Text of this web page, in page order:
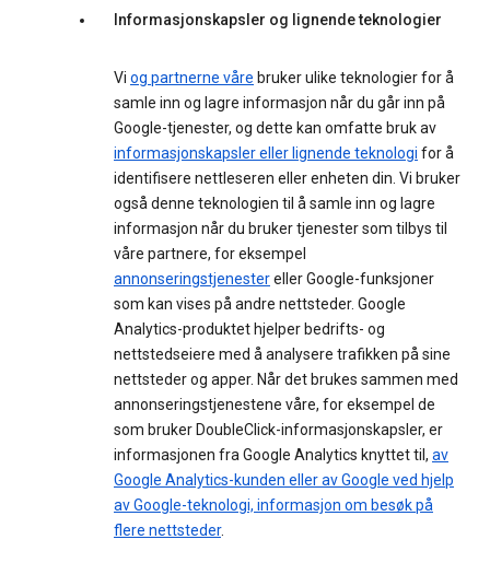
Informasjonskapsler og lignende teknologier
Vi og partnerne våre bruker ulike teknologier for å
samle inn og lagre informasjon når du går inn på
Google-tjenester, og dette kan omfatte bruk av
informasjonskapsler eller lignende teknologi for å
identifisere nettleseren eller enheten din. Vi bruker
også denne teknologien til å samle inn og lagre
informasjon når du bruker tjenester som tilbys til
våre partnere, for eksempel
annonseringstjenestereller Google-funksjoner
som kan vises på andre nettsteder. Google
Analytics-produktet hjelper bedrifts- og
nettstedseiere med å analysere trafikken på sine
nettsteder og apper. Når det brukes sammen med
annonseringstjenestene våre, for eksempel de
som bruker DoubleClick-informasjonskapsler, er
informasjonen fra Google Analytics knyttet til, av
Google Analytics-kunden eller av Google ved hjelp
av Google-teknologi, informasjon om besøk på
flere nettsteder.